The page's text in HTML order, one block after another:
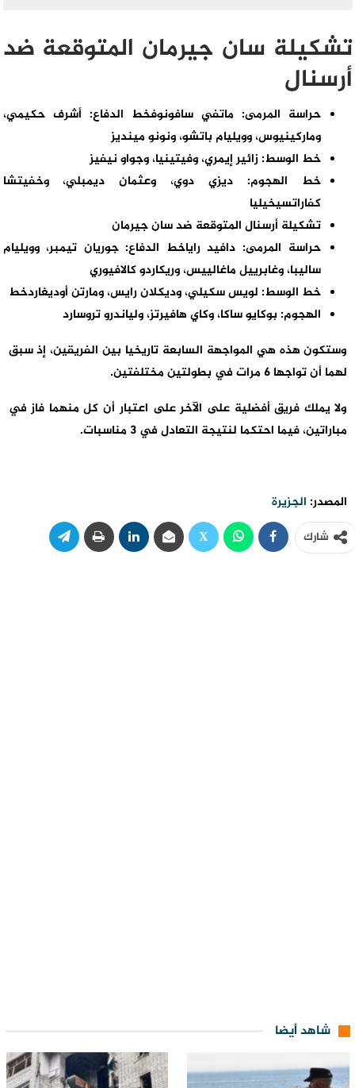
تشكيلة سان جيرمان المتوقعة ضد
أرسنال
حراسة المرمى: ماتفي سافونوفخط الدفاع: أشرف حكيمي،
وماركينيوس، وويليام باتشو، ونونو مينديز
خط الوسط: زائير إيمري، وفيتينيا، وجواو نيفيز
خط الهجوم: ديزي دوي، وعثمان ديمبلي، وخفيتشا
كفاراتسيخيليا
تشكيلة أرسنال المتوقعة ضد سان جيرمان
حراسة المرمى: دافيد راياخط الدفاع: جوريان تيمبر، وويليام
ساليبا، وغابرييل ماغالييس، وريكاردو كالافيوري
خط الوسط: لويس سكيلي، وديكلان رايس، ومارتن أوديغاردخط
الهجوم: بوكايو ساكا، وكاي هافيرتز، ولياندرو تروسارد
وستكون هذه هي المواجهة السابعة تاريخيا بين الفريقين، إذ سبق
لهما أن تواجها 6 مرات في بطولتين مختلفتين.
ولا يملك فريق أفضلية على الآخر على اعتبار أن كل منهما فاز في
مباراتين، فيما احتكما لنتيجة التعادل في 3 مناسبات.
المصدر: الجزيرة
شارك
شاهد أيضا